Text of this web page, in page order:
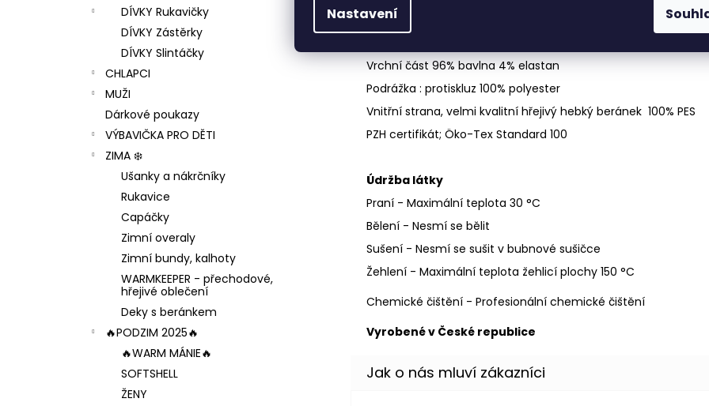
Nastavení
DÍVKY Rukavičky
DÍVKY Zástěrky
DÍVKY Slintáčky
CHLAPCI
MUŽI
Dárkové poukazy
VÝBAVIČKA PRO DĚTI
ZIMA ❄️
Ušanky a nákrčníky
Rukavice
Capáčky
Zimní overaly
Zimní bundy, kalhoty
WARMKEEPER - přechodové,
hřejivé oblečení
Deky s beránkem
🔥PODZIM 2025🔥
🔥WARM MÁNIE🔥
SOFTSHELL
ŽENY
Vrchní část 96% bavlna 4% elastan
Podrážka : protiskluz 100% polyester
Vnitřní strana, velmi kvalitní hřejivý hebký beránek 100% PES
PZH certifikát; Öko-Tex Standard 100
Údržba látky
Praní - Maximální teplota 30 °C
Bělení - Nesmí se bělit
Sušení - Nesmí se sušit v bubnové sušičce
Žehlení - Maximální teplota žehlicí plochy 150 °C
Chemické čištění - Profesionální chemické čištění
Vyrobené v České republice